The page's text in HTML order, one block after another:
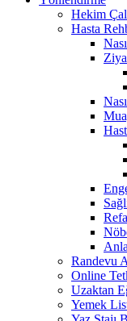
Hekim
Hasta
Randevu
Online
Uzaktan
Yemek